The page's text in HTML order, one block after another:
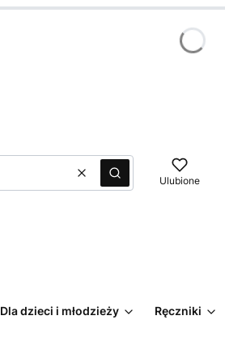
WyczyśćSzukaj Ulubione
Dla dzieci i młodzieży Ręczniki